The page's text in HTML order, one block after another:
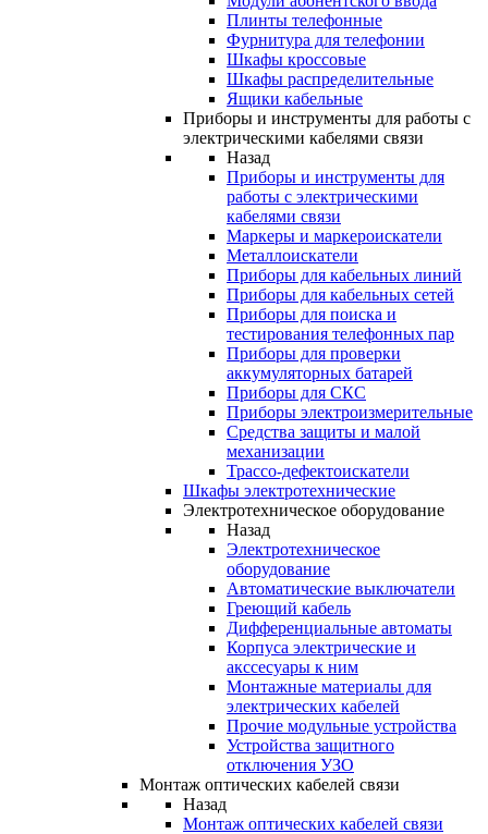
Плинты телефонные
Фурнитура для телефонии
Шкафы кроссовые
Шкафы распределительные
Ящики кабельные
Приборы и инструменты для работы с
электрическими кабелями связи
Назад
Приборы и инструменты для
работы с электрическими
кабелями связи
Маркеры и маркероискатели
Металлоискатели
Приборы для кабельных линий
Приборы для кабельных сетей
Приборы для поиска и
тестирования телефонных пар
Приборы для проверки
аккумуляторных батарей
Приборы для СКС
Приборы электроизмерительные
Средства защиты и малой
механизации
Трассо-дефектоискатели
Шкафы электротехнические
Электротехническое оборудование
Назад
Электротехническое
оборудование
Автоматические выключатели
Греющий кабель
Дифференциальные автоматы
Корпуса электрические и
акссесуары к ним
Монтажные материалы для
электрических кабелей
Прочие модульные устройства
Устройства защитного
отключения УЗО
Монтаж оптических кабелей связи
Назад
Монтаж оптических кабелей связи